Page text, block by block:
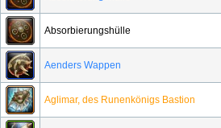
Absorbierungshülle
Aenders Wappen
Aglimar, des Runenkönigs Bastion